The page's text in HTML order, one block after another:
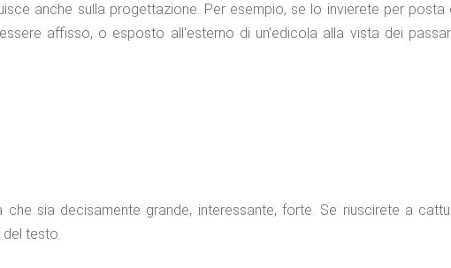
anche sulla progettazione. Per esempio, se lo invierete per
affisso, o esposto all'esterno di un'edicola alla vista dei
sia decisamente grande, interessante, forte. Se riuscirete a
testo.